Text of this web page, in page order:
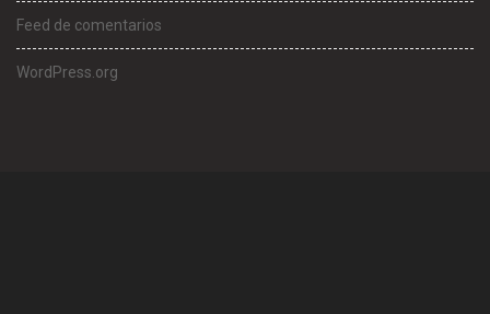
Feed de comentarios
WordPress.org